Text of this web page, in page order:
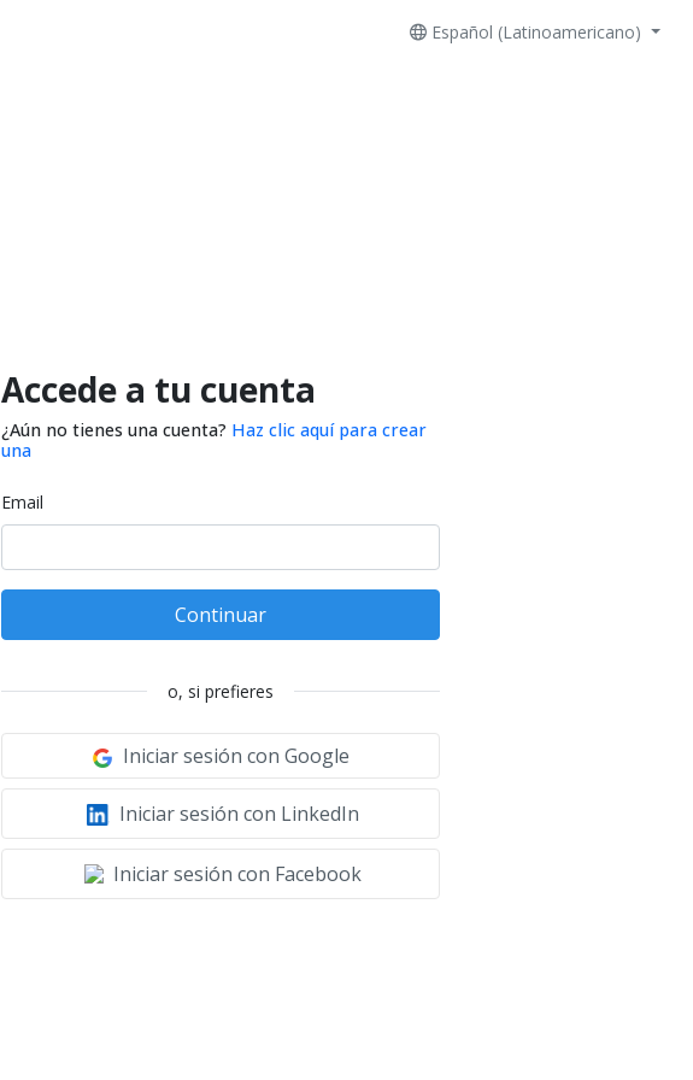
Español (Latinoamericano)
Accede a tu cuenta
¿Aún no tienes una cuenta? Haz clic aquí para crear
una
Email
Continuar
o, si prefieres
Iniciar sesión con Google
Iniciar sesión con LinkedIn
Iniciar sesión con Facebook